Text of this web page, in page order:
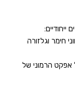
ייחודיים:
חימר וגלזורה
אפקט הרמוני של